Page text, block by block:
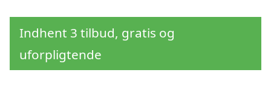
Indhent 3 tilbud, gratis og
uforpligtende